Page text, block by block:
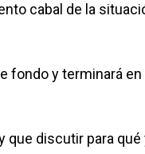
cabal de la
fondo y terminará
que discutir para qué